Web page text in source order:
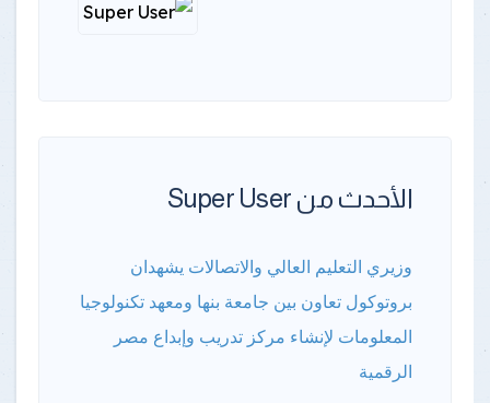
الأحدث من Super User
وزيري التعليم العالي والاتصالات يشهدان
بروتوكول تعاون بين جامعة بنها ومعهد تكنولوجيا
المعلومات لإنشاء مركز تدريب وإبداع مصر
الرقمية